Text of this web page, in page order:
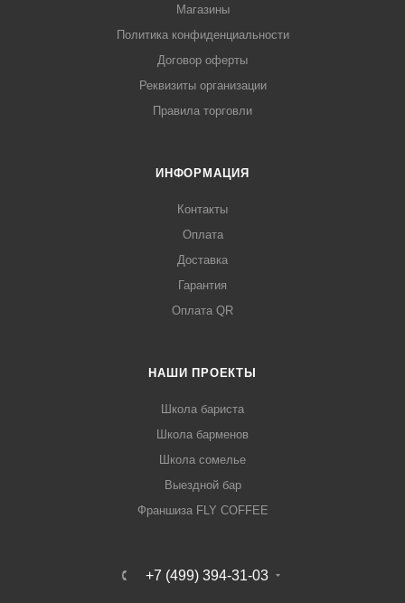
Магазины
Политика конфиденциальности
Договор оферты
Реквизиты организации
Правила торговли
ИНФОРМАЦИЯ
Контакты
Оплата
Доставка
Гарантия
Оплата QR
НАШИ ПРОЕКТЫ
Школа бариста
Школа барменов
Школа сомелье
Выездной бар
Франшиза FLY COFFEE
+7 (499) 394-31-03